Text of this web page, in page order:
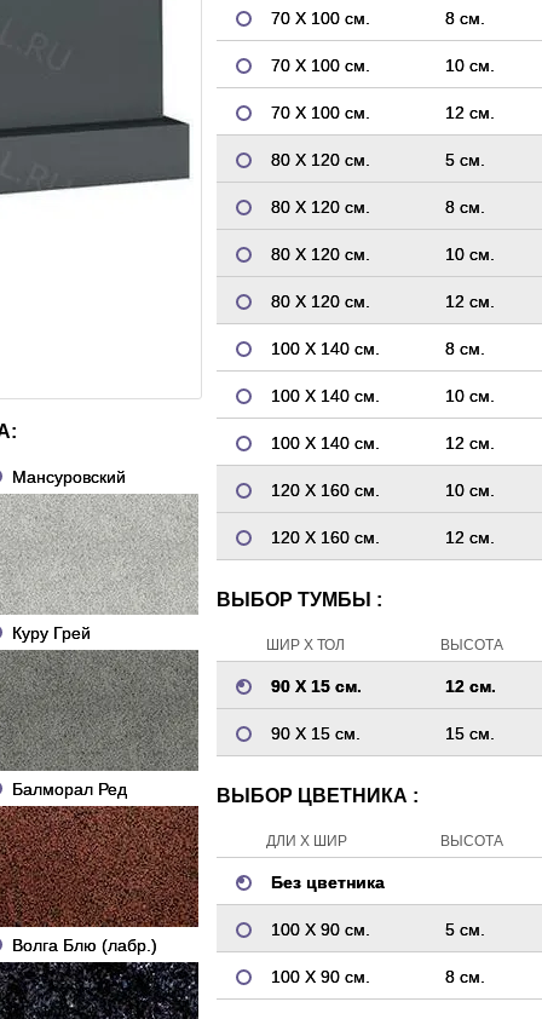
Мансуровский
Куру Грей
Балморал Ред
Волга Блю (лабр.)
70 Х 100 см. 8 см.
70 Х 100 см. 10 см.
70 Х 100 см. 12 см.
80 Х 120 см. 5 см.
80 Х 120 см. 8 см.
80 Х 120 см. 10 см.
80 Х 120 см. 12 см.
100 Х 140 см. 8 см.
100 Х 140 см. 10 см.
100 Х 140 см. 12 см.
120 Х 160 см. 10 см.
120 Х 160 см. 12 см.
ВЫБОР ТУМБЫ :
ШИР Х ТОЛ ВЫСОТА
90 Х 15 см. 12 см.
90 Х 15 см. 15 см.
ВЫБОР ЦВЕТНИКА :
ДЛИ Х ШИР ВЫСОТА
Без цветника
100 Х 90 см. 5 см.
100 Х 90 см. 8 см.